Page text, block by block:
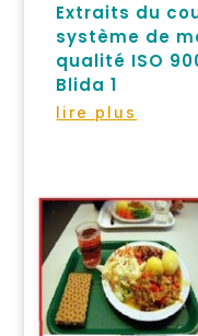
Extraits du
système de
qualité ISO
Blida 1
lire plus